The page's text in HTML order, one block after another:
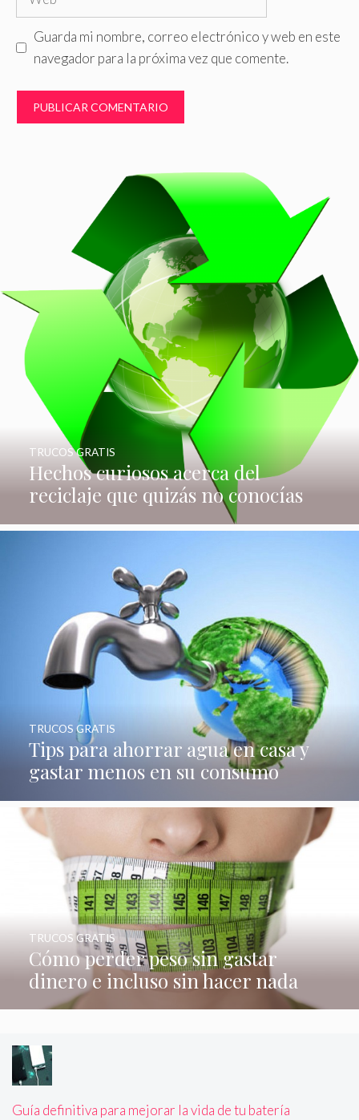
Guarda mi nombre, correo electrónico y web en este
navegador para la próxima vez que comente.
Hechos curiosos acerca del
reciclaje que quizás no conocías
TRUCOS GRATIS
Tips para ahorrar agua en casa y
gastar menos en su consumo
TRUCOS GRATIS
Cómo perder peso sin gastar
dinero e incluso sin hacer nada
TRUCOS GRATIS
Guía definitiva para mejorar la vida de tu batería